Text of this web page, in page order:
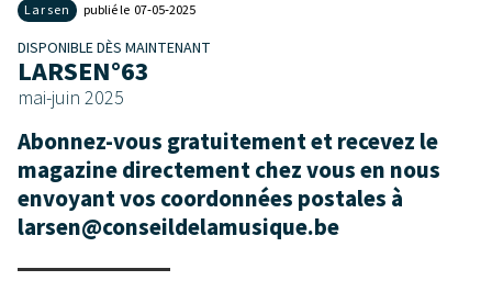
Larsen publié le 07‑05‑2025
DISPONIBLE DÈS MAINTENANT
LARSEN°63
mai-juin 2025
Abonnez-vous gratuitement et recevez le
magazine directement chez vous en nous
envoyant vos coordonnées postales à
larsen@conseildelamusique.be